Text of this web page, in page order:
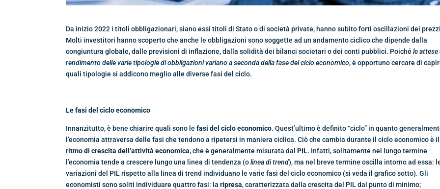
Da inizio 2022 i titoli obbligazionari, siano essi titoli di Stato o di società private, hanno subito forti oscillazioni dei
Molti investitori hanno scoperto che anche le obbligazioni sono soggette ad un andamento ciclico che dipende dalla
congiuntura globale, dalle previsioni di inflazione, dalla solidità dei bilanci societari o dei conti pubblici. Poichéle attese
rendimento delle varie tipologie di obbligazioni variano a seconda della fase del ciclo economico, è opportuno cercare di
quali tipologie si addicono meglio alle diverse fasi del ciclo.
Le fasi del ciclo economico
Innanzitutto, è bene chiarire quali sono lefasi del ciclo economico. Quest’ultimo è definito “ciclo” in quanto
l’economia attraversa delle fasi che tendono a ripetersi in maniera ciclica. Ciò che cambia durante il ciclo economico è il
ritmo di crescita dell’attività economica, che è generalmente misurata dalPIL. Infatti, solitamente nel lungo termine
l’economia tende a crescere lungo una linea di tendenza (olinea di trend), ma nel breve termine oscilla intorno ad essa:
variazioni del PIL rispetto alla linea di trend individuano le varie fasi del ciclo economico (si veda il grafico sotto). Gli
economisti sono soliti individuare quattro fasi: laripresa, caratterizzata dalla crescita del PIL dal punto di minimo;